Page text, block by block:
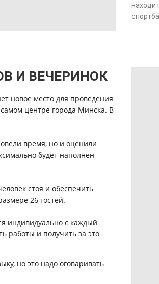
И ВЕЧЕРИНОК
новое место для проведения
центре города Минска. В
время, но и оценили
будет наполнен
стоя и обеспечить
26 гостей.
индивидуально с каждый
работы и получить за это
но это надо оговаривать